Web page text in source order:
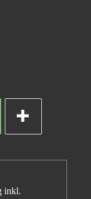
inkl.